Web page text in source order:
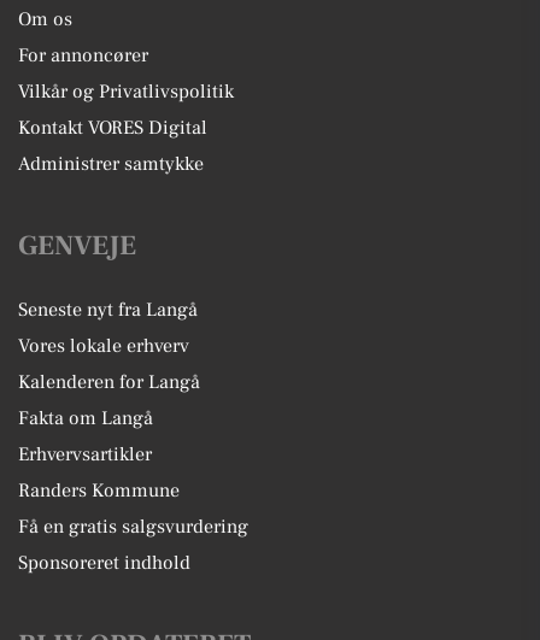
Om os
For annoncører
Vilkår og Privatlivspolitik
Kontakt VORES Digital
Administrer samtykke
GENVEJE
Seneste nyt fra Langå
Vores lokale erhverv
Kalenderen for Langå
Fakta om Langå
Erhvervsartikler
Randers Kommune
Få en gratis salgsvurdering
Sponsoreret indhold